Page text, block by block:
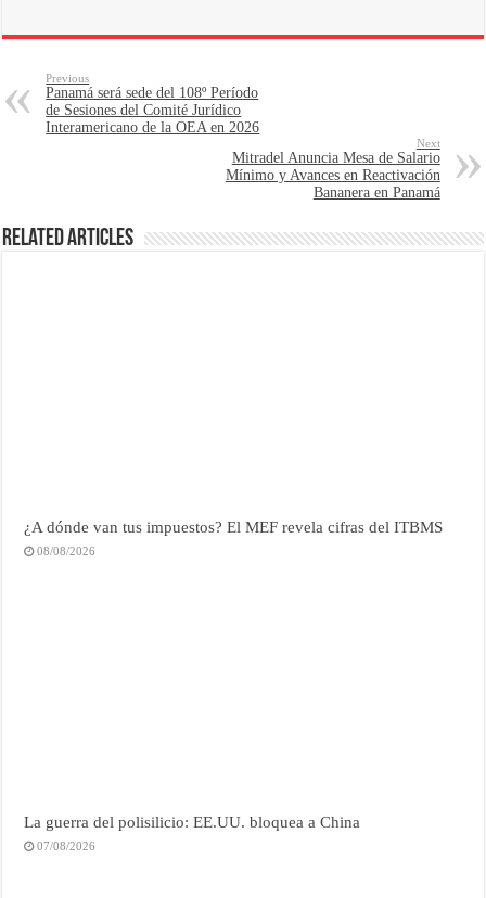
Previous
Panamá será sede del 108º Período
de Sesiones del Comité Jurídico
Interamericano de la OEA en 2026
Next
Mitradel Anuncia Mesa de Salario
Mínimo y Avances en Reactivación
Bananera en Panamá
Related Articles
¿A dónde van tus impuestos? El MEF revela cifras del ITBMS
08/08/2026
La guerra del polisilicio: EE.UU. bloquea a China
07/08/2026